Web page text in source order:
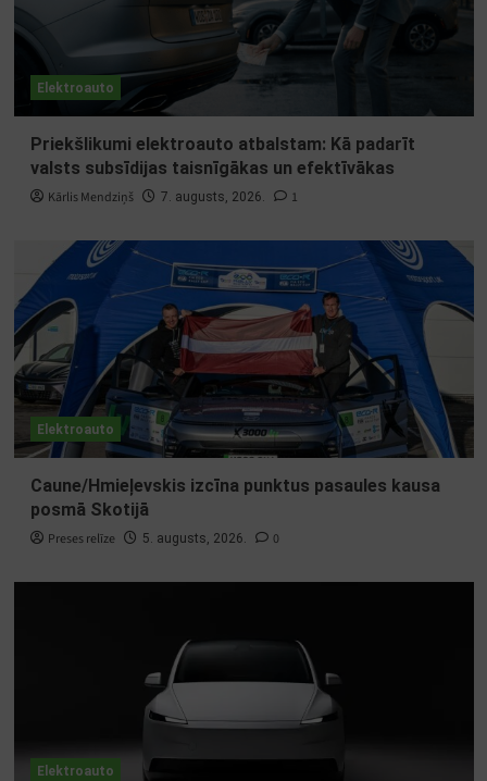
Elektroauto
Priekšlikumi elektroauto atbalstam: Kā padarīt
valsts subsīdijas taisnīgākas un efektīvākas
Kārlis Mendziņš 7. augusts, 2026. 1
Elektroauto
Caune/Hmieļevskis izcīna punktus pasaules kausa
posmā Skotijā
Preses relīze 5. augusts, 2026. 0
Elektroauto